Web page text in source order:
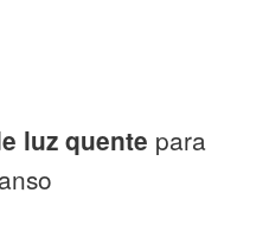
luz quente para